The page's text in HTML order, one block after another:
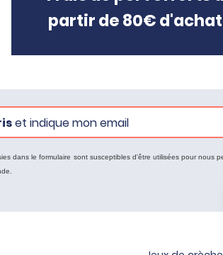
partir de 80€ d'achat
et indique mon email
dans le formulaire sont susceptibles d'être utilisées pour nous